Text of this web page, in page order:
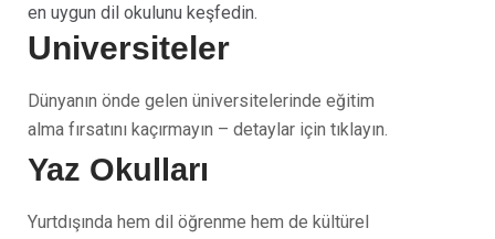
en uygun dil okulunu keşfedin.
Üniversiteler
Dünyanın önde gelen üniversitelerinde eğitim
alma fırsatını kaçırmayın – detaylar için tıklayın.
Yaz Okulları
Yurtdışında hem dil öğrenme hem de kültürel